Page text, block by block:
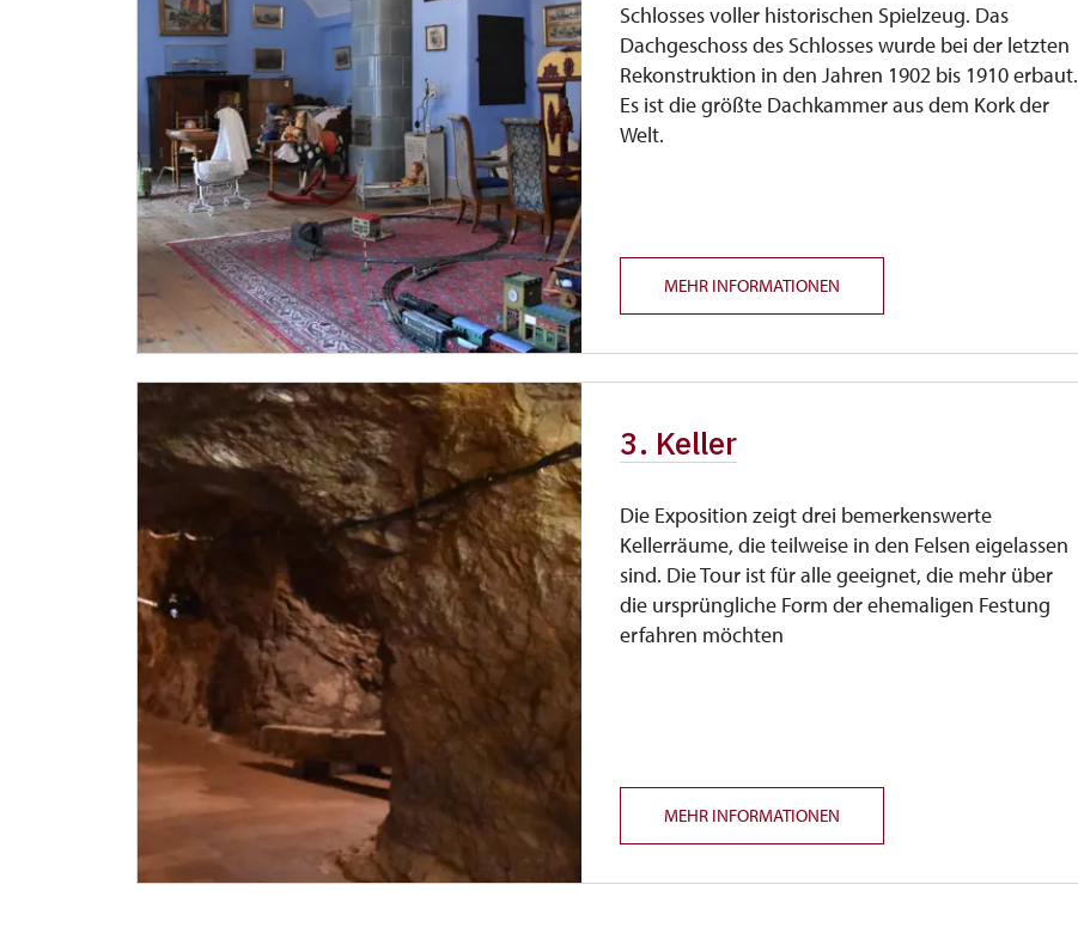
Schlosses voller historischen Spielzeug. Das
Dachgeschoss des Schlosses wurde bei der letzten
Rekonstruktion in den Jahren 1902 bis 1910 erbaut.
Es ist die größte Dachkammer aus dem Kork der
Welt.
MEHR INFORMATIONEN
3. Keller
Die Exposition zeigt drei bemerkenswerte
Kellerräume, die teilweise in den Felsen eigelassen
sind. Die Tour ist für alle geeignet, die mehr über
die ursprüngliche Form der ehemaligen Festung
erfahren möchten
MEHR INFORMATIONEN